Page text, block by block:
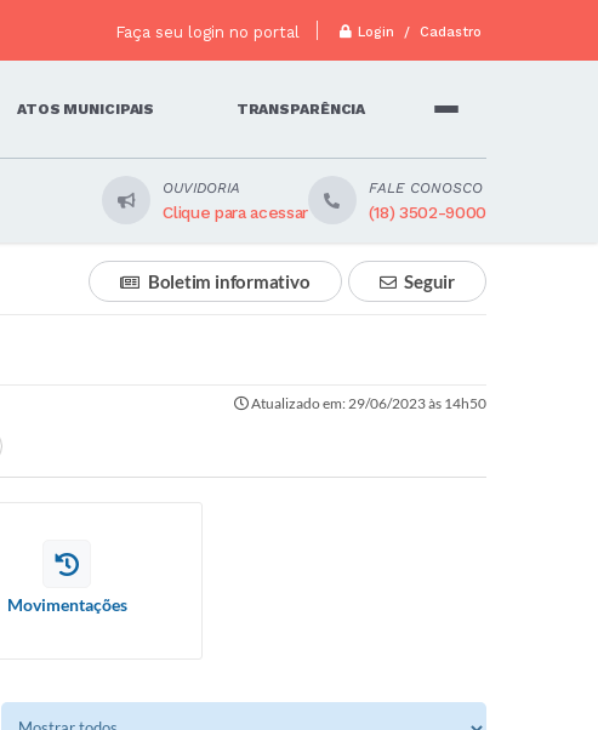
Faça seu login no portal Login / Cadastro
ATOS MUNICIPAIS TRANSPARÊNCIA
OUVIDORIA
Clique para acessar
FALE CONOSCO
(18) 3502-9000
Seguir
Boletim informativo
Atualizado em: 29/06/2023 às 14h50
Movimentações